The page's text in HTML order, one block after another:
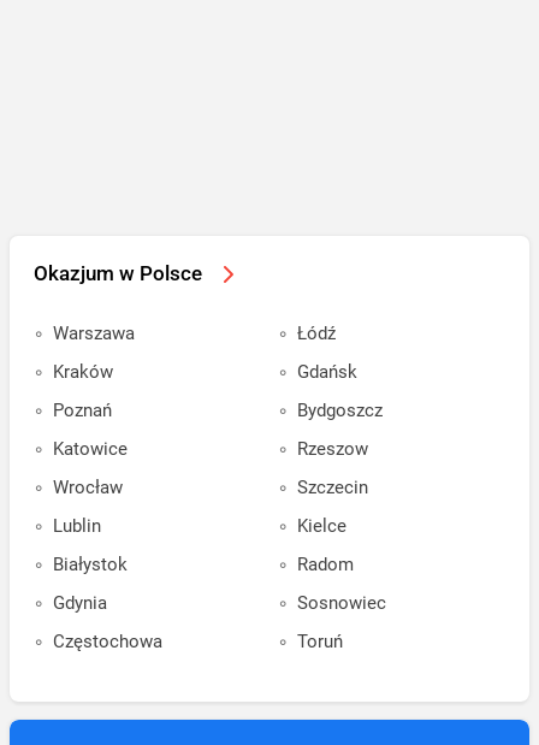
Okazjum w Polsce
Warszawa
Kraków
Poznań
Katowice
Wrocław
Lublin
Białystok
Gdynia
Częstochowa
Łódź
Gdańsk
Bydgoszcz
Rzeszow
Szczecin
Kielce
Radom
Sosnowiec
Toruń